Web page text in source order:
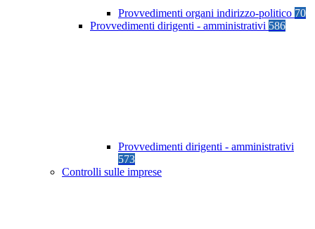
Provvedimenti organi indirizzo-politico 70
Provvedimenti dirigenti - amministrativi 586
Provvedimenti dirigenti - amministrativi
573
Controlli sulle imprese